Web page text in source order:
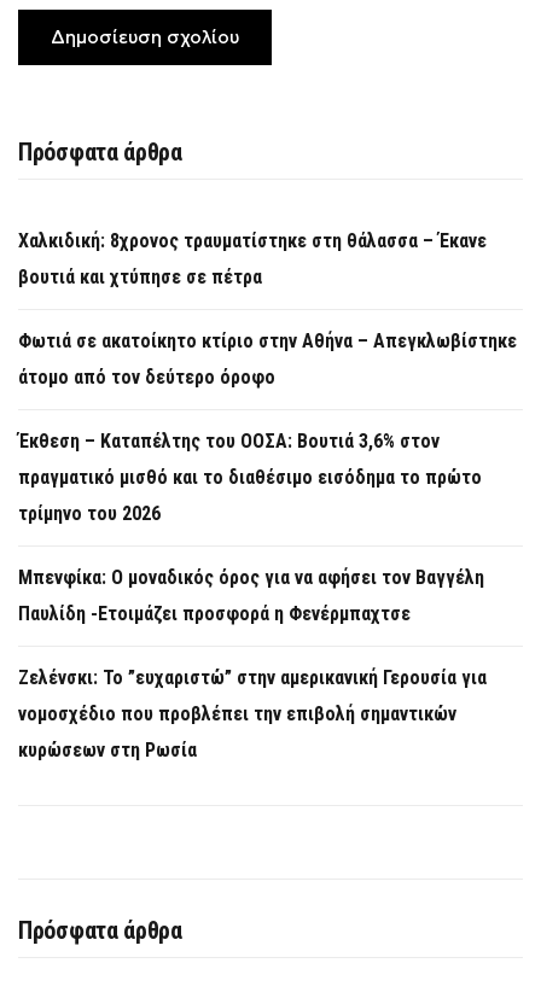
Πρόσφατα άρθρα
Χαλκιδική: 8χρονος τραυματίστηκε στη θάλασσα – Έκανε
βουτιά και χτύπησε σε πέτρα
Φωτιά σε ακατοίκητο κτίριο στην Αθήνα – Απεγκλωβίστηκε
άτομο από τον δεύτερο όροφο
Έκθεση – Καταπέλτης του ΟΟΣΑ: Βουτιά 3,6% στον
πραγματικό μισθό και το διαθέσιμο εισόδημα το πρώτο
τρίμηνο του 2026
Μπενφίκα: Ο μοναδικός όρος για να αφήσει τον Βαγγέλη
Παυλίδη -Ετοιμάζει προσφορά η Φενέρμπαχτσε
Ζελένσκι: Το ”ευχαριστώ” στην αμερικανική Γερουσία για
νομοσχέδιο που προβλέπει την επιβολή σημαντικών
κυρώσεων στη Ρωσία
Πρόσφατα άρθρα